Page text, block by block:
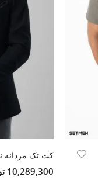
10,289,300 تومان